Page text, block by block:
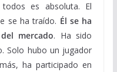
es absoluta. El
se ha traído. Él se ha
mercado. Ha sido
Solo hubo un jugador
ha participado en